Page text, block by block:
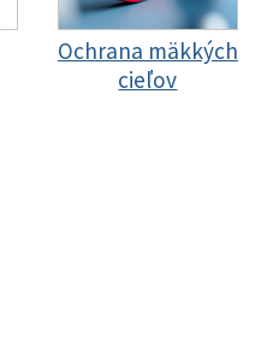
Ochrana mäkkých
cieľov